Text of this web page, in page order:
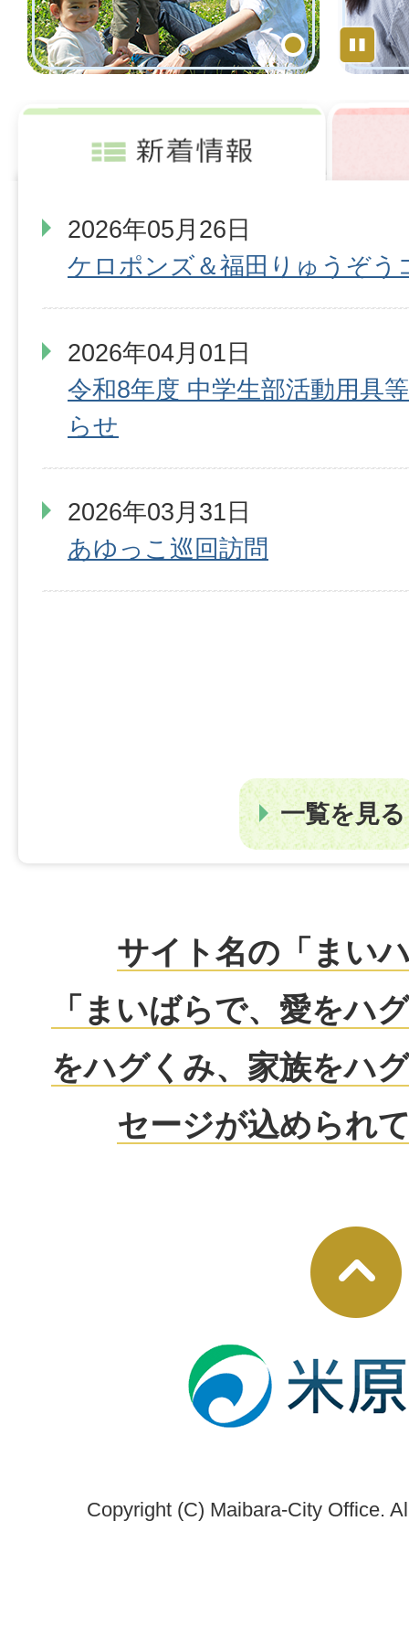
1
2026年05月26日
ケロポンズ＆福田りゅうぞう
2026年04月01日
令和8年度 中学生部活動用具
らせ
2026年03月31日
あゆっこ巡回訪問
一覧を見る
サイト名の「まい
「まいばらで、愛をハ
をハグくみ、家族をハ
セージが込められ
Copyright (C) Maibara-City Office.